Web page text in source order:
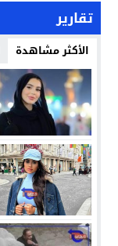
تقارير
الأكثر مشاهدة